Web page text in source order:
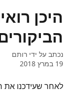
היכן
נכתב על ידי רותם
19 במרץ 2018
לאחר שעידכנו את